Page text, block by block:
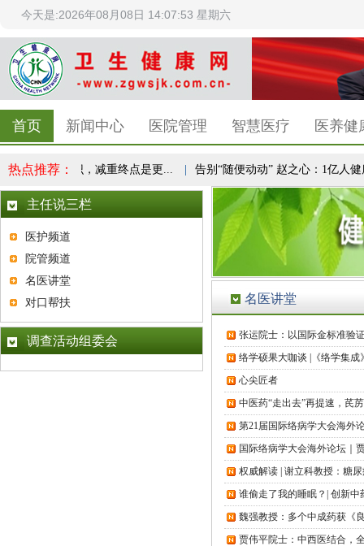
今天是:2026年08月08日 14:07:53 星期六
首页 新闻中心 医院管理 智慧医疗 医养健
热点推荐：
全民健康共识，减重终点是更... 告别“随便动动” 赵之心：1亿人健
主任说三栏
医护频道
院管频道
名医讲堂
对口帮扶
调查活动组委会
名医讲堂
张运院士：以国际金标准验
络学硕果大咖谈 |《络学集
心尖匠者
中医药“走出去”再提速，芪
第21届国际络病学大会海外
国际络病学大会海外论坛｜
权威解读 | 谢立科教授：糖
谁偷走了我的睡眠？| 创新
魏强教授：多个中成药获《
贾伟平院士：中西医结合，